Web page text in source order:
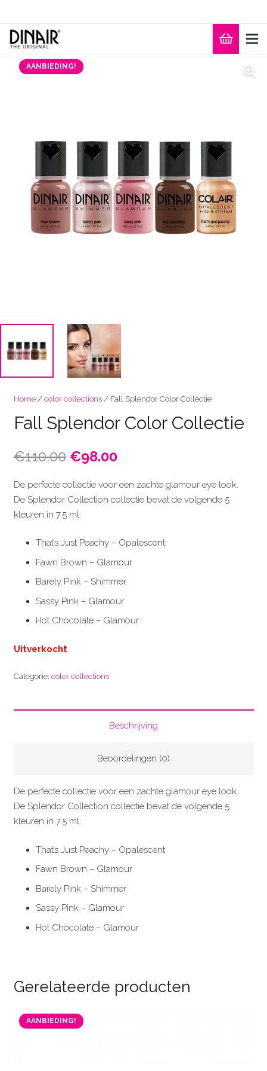
AANBIEDING!
Home/color collections/ Fall Splendor Color Collectie
Fall Splendor Color Collectie
€110.00 Oorspronkelijke
was:
€110.00.
€98.00Huidige
is:
€98.00.
De perfecte collectie voor een zachte glamour eye look.
De Splendor Collection collectie bevat de volgende 5
kleuren in 7.5 ml:
That’s Just Peachy – Opalescent
Fawn Brown – Glamour
Barely Pink – Shimmer
Sassy Pink – Glamour
Hot Chocolate – Glamour
Uitverkocht
Categorie: color collections
Beschrijving
Beoordelingen (0)
De perfecte collectie voor een zachte glamour eye look.
De Splendor Collection collectie bevat de volgende 5
kleuren in 7.5 ml:
That’s Just Peachy – Opalescent
Fawn Brown – Glamour
Barely Pink – Shimmer
Sassy Pink – Glamour
Hot Chocolate – Glamour
Gerelateerde producten
AANBIEDING!